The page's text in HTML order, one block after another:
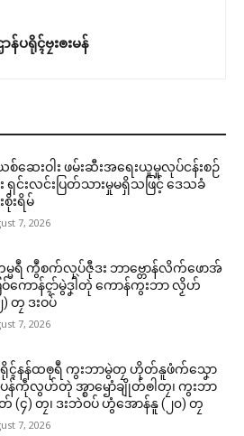
ာန်ပရိုၚ်ဗၠးၜးမန်
စ်ဆေးဝါး ဖမ်းဆီးအရေးယူမှုလုပ်ငန်းစဉ်
း ရှင်းလင်းပြတ်သားမှုမရှိသဖြင့် ဒေသခံ
စိုးရိမ်
7, 2026
မ္မရဳ ကွဳစက်လုပ်ဇီုဒး ဘာဗ္တောန်လိက်ဖောအ်
ဝ်ကောန်ၚာ်မွဲဒၞါဲတုဲ ကောန်ကွးဘာ လၟိဟ်
) တၠ ဒးဝပ်
7, 2026
ခရိုၚ်နန်ထၜုရဳ ကွးဘာမွဲတၠ ဟိုတ်နူဖံက်သၞော
န်ကဵုလွဟ်တုဲ အ္စာၝောံချိုတ်ၜါတၠ၊ ကွးဘာ
(၄) တၠ၊ ဒးဘဲဝပ် ဟွံအောန်နူ (၂၀) တၠ
7, 2026